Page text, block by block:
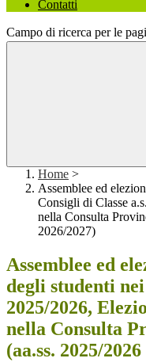
Contatti
Campo di ricerca per le
Home >
Assemblee ed
Consigli di Classe
nella Consulta
2026/2027)
Assemblee ed
degli studenti
2025/2026,
nella Consulta
(aa.ss. 2025/